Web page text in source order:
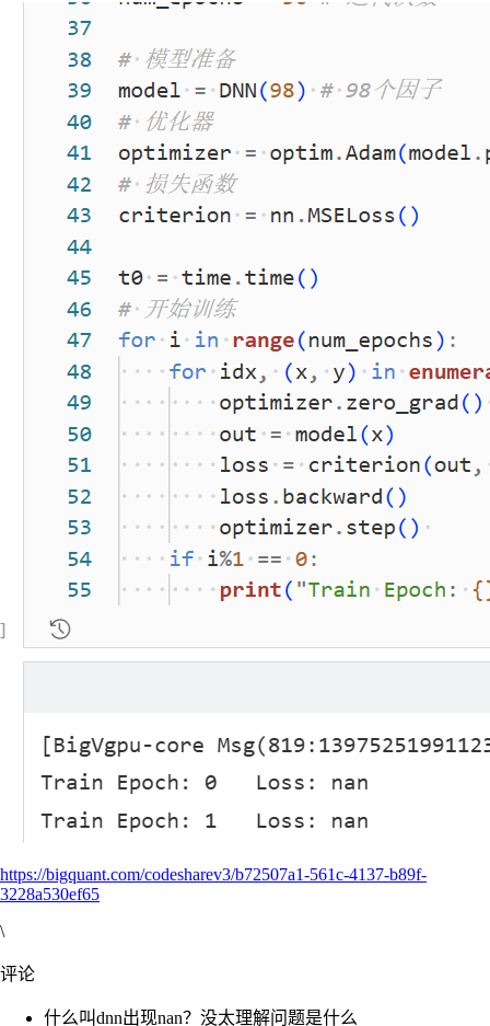
https://bigquant.com/codesharev3/b72507a1-561c-4137-b89f-
3228a530ef65
\
评论
什么叫dnn出现nan？没太理解问题是什么